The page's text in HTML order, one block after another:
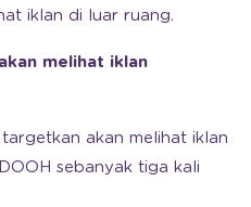
iklan di luar ruang.
melihat iklan
akan melihat iklan
sebanyak tiga kali